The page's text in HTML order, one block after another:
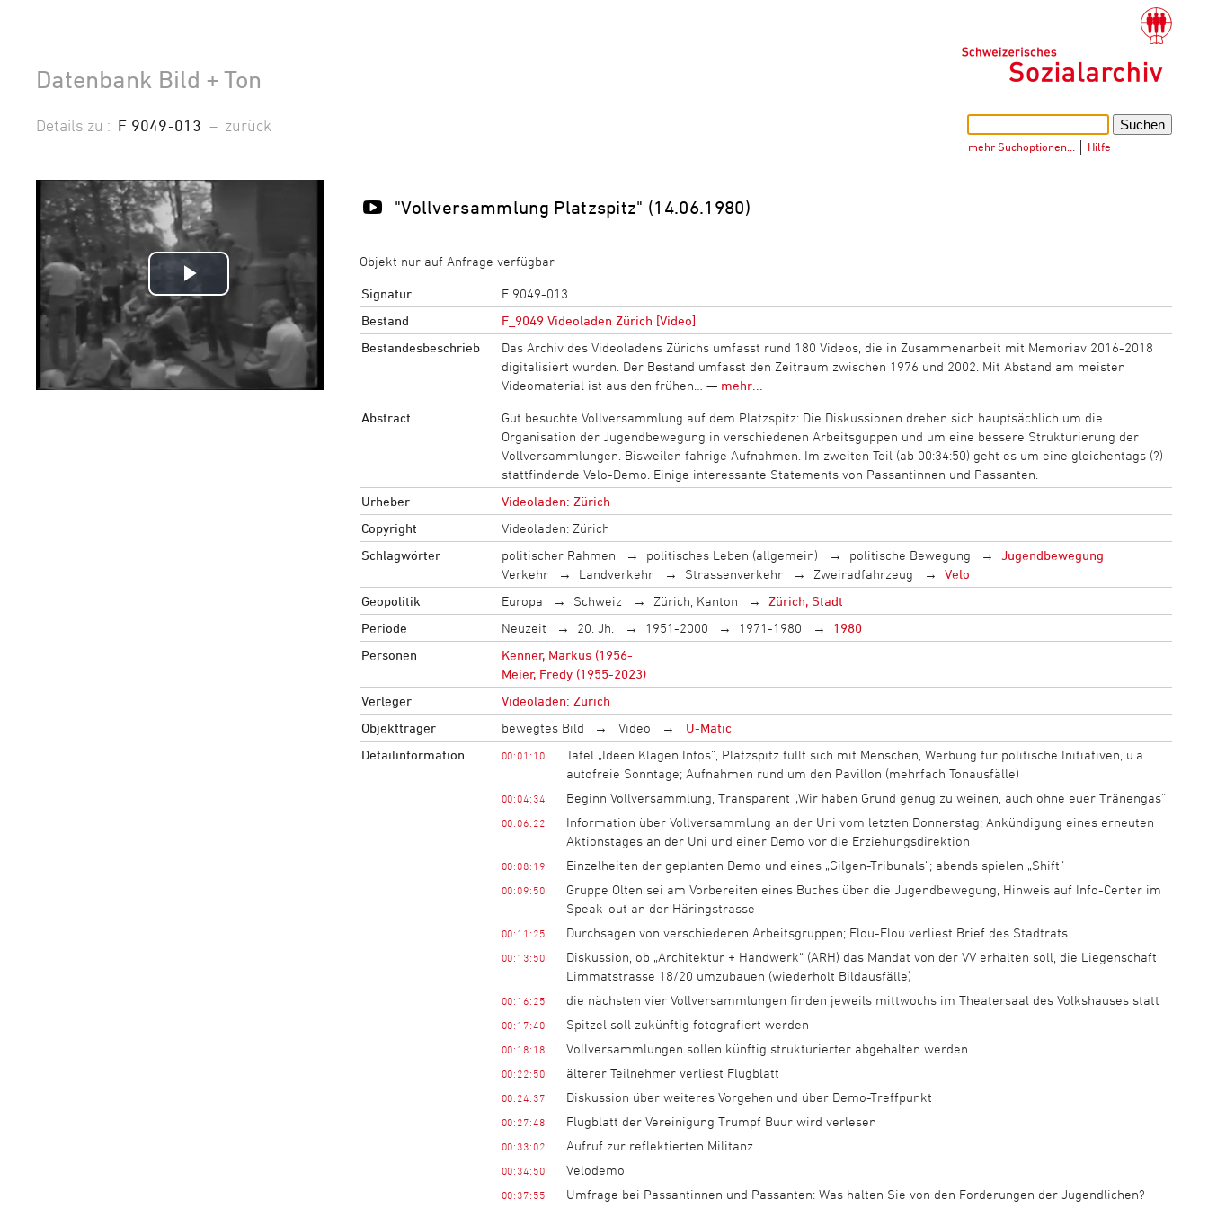
Datenbank Bild + Ton
mehr Suchoptionen… Hilfe
Details zu : F 9049-013 – zurück
Video
abspielen
"Vollversammlung Platzspitz" (14.06.1980)
Objekt nur auf Anfrage verfügbar
Signatur
F 9049-013
Bestand
F_9049 Videoladen Zürich [Video]
Bestandesbeschrieb
Das Archiv des Videoladens Zürichs umfasst rund 180 Videos, die in Zusammenarbeit mit Memoriav 2016-2018
digitalisiert wurden. Der Bestand umfasst den Zeitraum zwischen 1976 und 2002. Mit Abstand am meisten
Videomaterial ist aus den frühen… — mehr...
Abstract
Gut besuchte Vollversammlung auf dem Platzspitz: Die Diskussionen drehen sich hauptsächlich um die
Organisation der Jugendbewegung in verschiedenen Arbeitsguppen und um eine bessere Strukturierung der
Vollversammlungen. Bisweilen fahrige Aufnahmen. Im zweiten Teil (ab 00:34:50) geht es um eine gleichentags (?)
stattfindende Velo-Demo. Einige interessante Statements von Passantinnen und Passanten.
Urheber
Videoladen: Zürich
Copyright
Videoladen: Zürich
Schlagwörter
politischer Rahmen politisches Leben (allgemein) politische Bewegung
Jugendbewegung
Verkehr
Landverkehr Strassenverkehr Zweiradfahrzeug
Velo
Geopolitik
Europa Schweiz Zürich, Kanton
Zürich, Stadt
Periode
Neuzeit 20. Jh. 1951-2000 1971-1980
1980
Personen
Kenner, Markus (1956-
Meier, Fredy (1955-2023)
Verleger
Videoladen: Zürich
Objektträger
bewegtes Bild Video
U-Matic
Detailinformation
00:01:10
Tafel „Ideen Klagen Infos“, Platzspitz füllt sich mit Menschen, Werbung für politische Initiativen, u.a.
autofreie Sonntage; Aufnahmen rund um den Pavillon (mehrfach Tonausfälle)
00:04:34 Beginn Vollversammlung, Transparent „Wir haben Grund genug zu weinen, auch ohne euer Tränengas“
00:06:22
Information über Vollversammlung an der Uni vom letzten Donnerstag; Ankündigung eines erneuten
Aktionstages an der Uni und einer Demo vor die Erziehungsdirektion
00:08:19 Einzelheiten der geplanten Demo und eines „Gilgen-Tribunals“; abends spielen „Shift“
00:09:50
Gruppe Olten sei am Vorbereiten eines Buches über die Jugendbewegung, Hinweis auf Info-Center im
Speak-out an der Häringstrasse
00:11:25 Durchsagen von verschiedenen Arbeitsgruppen; Flou-Flou verliest Brief des Stadtrats
00:13:50
Diskussion, ob „Architektur + Handwerk“ (ARH) das Mandat von der VV erhalten soll, die Liegenschaft
Limmatstrasse 18/20 umzubauen (wiederholt Bildausfälle)
00:16:25 die nächsten vier Vollversammlungen finden jeweils mittwochs im Theatersaal des Volkshauses statt
00:17:40 Spitzel soll zukünftig fotografiert werden
00:18:18 Vollversammlungen sollen künftig strukturierter abgehalten werden
00:22:50 älterer Teilnehmer verliest Flugblatt
00:24:37 Diskussion über weiteres Vorgehen und über Demo-Treffpunkt
00:27:48 Flugblatt der Vereinigung Trumpf Buur wird verlesen
00:33:02 Aufruf zur reflektierten Militanz
00:34:50 Velodemo
00:37:55 Umfrage bei Passantinnen und Passanten: Was halten Sie von den Forderungen der Jugendlichen?